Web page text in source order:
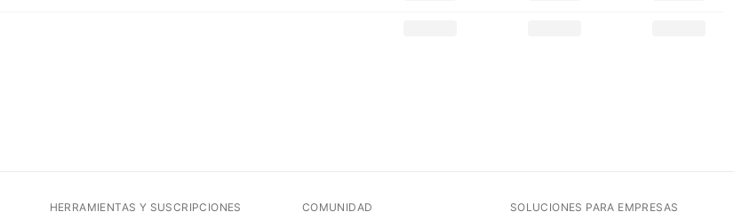
HERRAMIENTAS Y SUSCRIPCIONES COMUNIDAD SOLUCIONES PARA EMPRESAS